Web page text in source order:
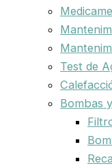
Test de
Bombas